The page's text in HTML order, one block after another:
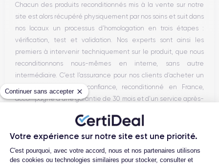
Continuer sans accepter
Votre expérience sur notre site est une priorité.
Plateforme de Gestion du
C'est pourquoi, avec votre accord, nous et nos partenaires utilisons
des cookies ou technologies similaires pour stocker, consulter et
Chacun des produits reconditionnés mis à la vente sur notre
site est alors récupéré physiquement par nos soins et suit dans
nos locaux un processus d’homologation en trois étapes :
vérification, test et validation. Nos experts sont ainsi les
premiers à intervenir techniquement sur le produit, que nous
reconditionnons nous-mêmes en interne, sans autre
intermédiaire. C’est l’assurance pour nos clients d’acheter un
téléphone en toute confiance, reconditionné en France,
accompagné d’une garantie de 30 mois et d’un service après-
Parcours d'un Smartphone